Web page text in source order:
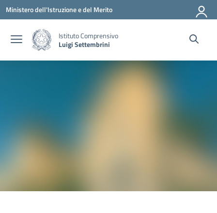
Vai ai contenuti
Vai al menu di navigazione
Vai al footer
Ministero dell'Istruzione e del Merito
Istituto Comprensivo
Luigi Settembrini